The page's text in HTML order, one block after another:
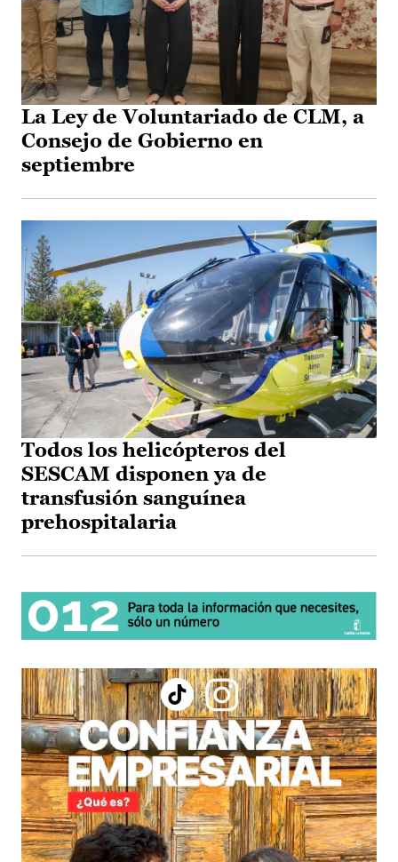
La Ley de Voluntariado de CLM, a
Consejo de Gobierno en
septiembre
Todos los helicópteros del
SESCAM disponen ya de
transfusión sanguínea
prehospitalaria